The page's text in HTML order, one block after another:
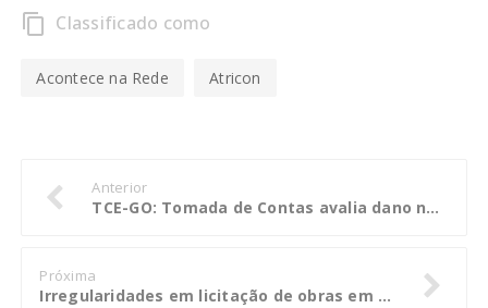
content_copy Classificado como
Acontece na Rede Atricon
Anterior
TCE-GO: Tomada de Contas avalia dano na Agetop
Próxima
Irregularidades em licitação de obras em Barra geram multa aos responsáveis